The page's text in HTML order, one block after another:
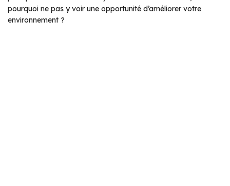
pourquoi ne pas y voir une opportunité d’améliorer votre
environnement ?